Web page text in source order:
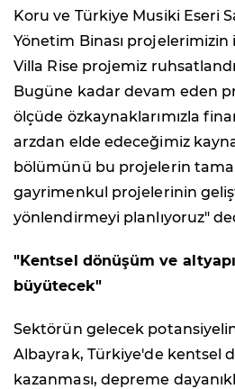
Koru ve Türkiye Musiki Eseri
Yönetim Binası projelerimizin
Villa Rise projemiz
Bugüne kadar devam eden
ölçüde özkaynaklarımızla
arzdan elde edeceğimiz
bölümünü bu projelerin
gayrimenkul projelerinin
yönlendirmeyi planlıyoruz"
"Kentsel dönüşüm ve
büyütecek"
Sektörün gelecek
Albayrak, Türkiye'de kentsel
kazanması, depreme